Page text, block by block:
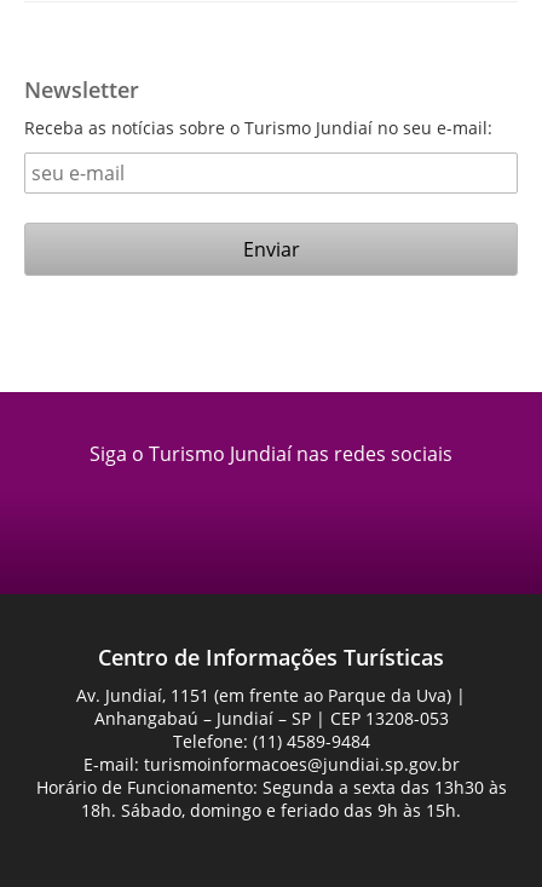
Newsletter
Receba as notícias sobre o Turismo Jundiaí no seu e-mail:
Siga o Turismo Jundiaí nas redes sociais
Centro de Informações Turísticas
Av. Jundiaí, 1151 (em frente ao Parque da Uva) |
Anhangabaú – Jundiaí – SP | CEP 13208-053
Telefone: (11) 4589-9484
E-mail: turismoinformacoes@jundiai.sp.gov.br
Horário de Funcionamento: Segunda a sexta das 13h30 às
18h. Sábado, domingo e feriado das 9h às 15h.